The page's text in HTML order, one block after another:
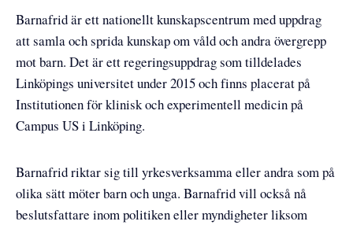
Barnafrid är ett nationellt kunskapscentrum med uppdrag
att samla och sprida kunskap om våld och andra övergrepp
mot barn. Det är ett regeringsuppdrag som tilldelades
Linköpings universitet under 2015 och finns placerat på
Institutionen för klinisk och experimentell medicin på
Campus US i Linköping.
Barnafrid riktar sig till yrkesverksamma eller andra som på
olika sätt möter barn och unga. Barnafrid vill också nå
beslutsfattare inom politiken eller myndigheter liksom